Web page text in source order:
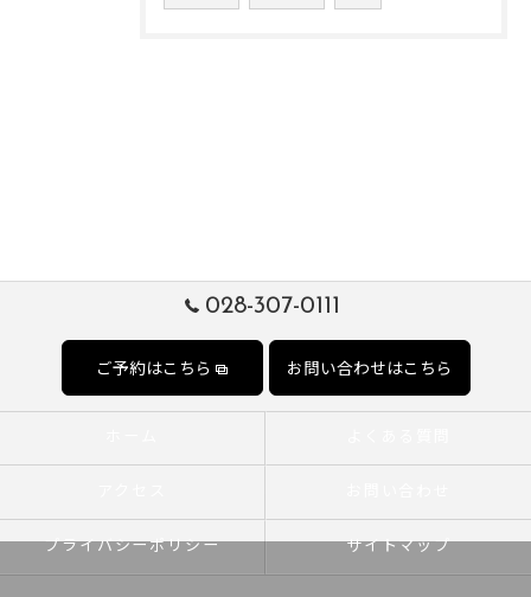
028-307-0111
ご予約はこちら お問い合わせはこちら
プライバシーポリシー サイトマップ